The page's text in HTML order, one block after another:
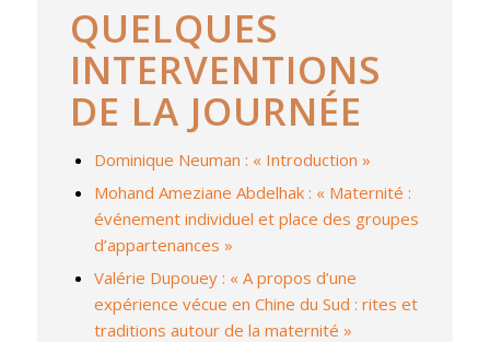
QUELQUES
INTERVENTIONS
DE LA JOURNÉE
Dominique Neuman : « Introduction »
Mohand Ameziane Abdelhak : « Maternité :
événement individuel et place des groupes
d’appartenances »
Valérie Dupouey : « A propos d’une
expérience vécue en Chine du Sud : rites et
traditions autour de la maternité »